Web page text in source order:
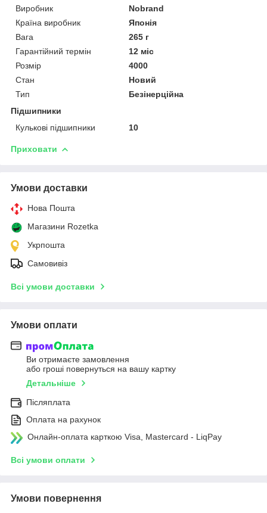
Виробник
Nobrand
Країна виробник
Японія
Вага
265 г
Гарантійний термін
12 міс
Розмір
4000
Стан
Новий
Тип
Безінерційна
Підшипники
Кулькові підшипники
10
Приховати
Умови доставки
Нова Пошта
Магазини Rozetka
Укрпошта
Самовивіз
Всі умови доставки
Умови оплати
Ви отримаєте замовлення
або гроші повернуться на вашу картку
Детальніше
Післяплата
Оплата на рахунок
Онлайн-оплата карткою Visa, Mastercard - LiqPay
Всі умови оплати
Умови повернення